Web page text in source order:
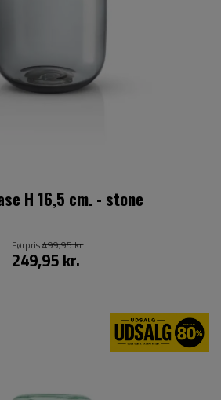
H 16,5 cm. - stone
249,95 kr.
Førpris499,95 kr.